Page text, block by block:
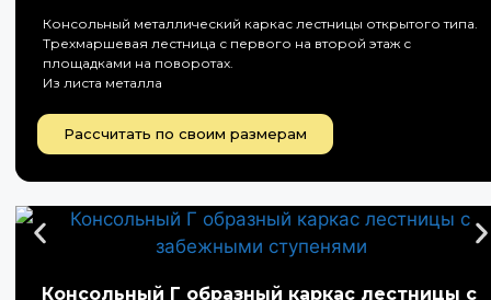
Консольный металлический каркас лестницы открытого типа.
Трехмаршевая лестница с первого на второй этаж с
площадками на поворотах.
Из листа металла
Рассчитать по своим размерам
Консольный Г образный каркас лестницы с